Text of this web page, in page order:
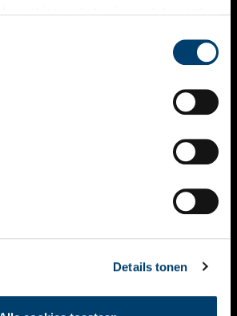
Details tonen